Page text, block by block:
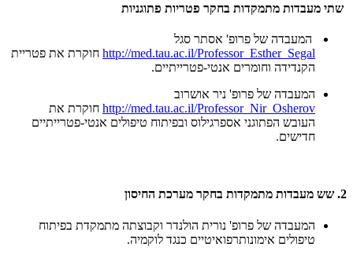
שתי מעבדות מתמקדות בחקר פטריות פתוגניות
המעבדה של פרופ' אסתר סגל
http://med.tau.ac.il/Professor_Esther_Segal חוקרת את פטריית
הקנדידה וחומרים אנטי-פטרייתיים.
המעבדה של פרופ' ניר אושרוב
http://med.tau.ac.il/Professor_Nir_Osherov חוקרת את
העובש הפתוגני אספרגילוס ובפיתוח טיפולים אנטי-פטרייתיים
חדישים.
2. שש מעבדות מתמקדות בחקר מערכת החיסון
המעבדה של פרופ' נורית הולנדר וקבוצתה מתמקדת בפיתוח
טיפולים אימונותרפואיטיים כנגד לוקמיה.